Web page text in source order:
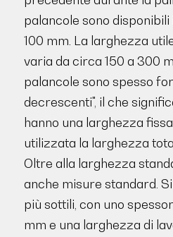
palancole sono
100 mm. La larghezza
varia da circa 150 a 300
palancole sono spesso
decrescenti", il che
hanno una larghezza
utilizzata la larghezza
Oltre alla larghezza
anche misure standard.
più sottili, con uno
mm e una larghezza di